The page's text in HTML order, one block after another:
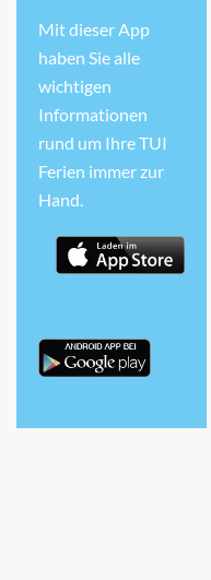
Mit dieser App
haben Sie alle
wichtigen
Informationen
rund um Ihre TUI
Ferien immer zur
Hand.